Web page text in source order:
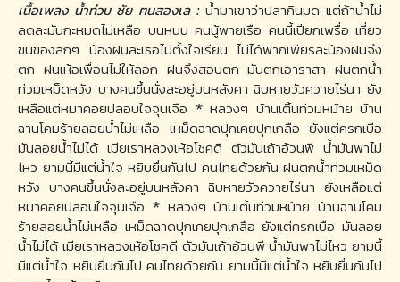
เนื้อเพลง น้ำท่วม ชัย ฅนสองเล :น้ำมาเขาว่าปลากินมด แต่ถ้าน้ำไม่
ลดละมันกะหมดไม่เหลือ บนหนน คนนู้พายเรือ คนนี้เปียกเพรื่อ เที่ยว
ขนของลกๆ น้องฝนละเธอไม่ตั้งใจเรียน ไม่ได้พากเพียรละน้องฝนจึง
ตก ฝนเห้อเพื่อนไม่ให้ลอก ฝนจึงสอบตก มันตกเอาราสา ฝนตกน้ำ
ท่วมเหม็ดหวัง บางคนขึ้นนั่งละอยู่บนหลังคา ฉิบหายวัวควายไร่นา ยัง
เหลือแต่หมาคอยปลอบใจจุนเจือ * หลวงๆ บ้านเติ้นท่วมหม้าย บ้าน
ฉานโคมร้ายลอยน้ำไม่เหลือ เหม็ดฉาดปุกเคยปุกเกลือ ยังแต่ครกเบือ
มันลอยน้ำไม่ได้ เมียเราหลวงเห้อโชคดี ตัวมันเถ้าอ้วนพี น้ำมันพาไม่
ไหว ยามนี้มีแต่น้ำใจ หยิบยื่นกันไป คนไทยด้วยกัน ฝนตกน้ำท่วมเหม็ด
หวัง บางคนขึ้นนั่งละอยู่บนหลังคา ฉิบหายวัวควายไร่นา ยังเหลือแต่
หมาคอยปลอบใจจุนเจือ * หลวงๆ บ้านเติ้นท่วมหม้าย บ้านฉานโคม
ร้ายลอยน้ำไม่เหลือ เหม็ดฉาดปุกเคยปุกเกลือ ยังแต่ครกเบือ มันลอย
น้ำไม่ได้ เมียเราหลวงเห้อโชคดี ตัวมันเถ้าอ้วนพี น้ำมันพาไม่ไหว ยามนี้
มีแต่น้ำใจ หยิบยื่นกันไป คนไทยด้วยกัน ยามนี้มีแต่น้ำใจ หยิบยื่นกันไป